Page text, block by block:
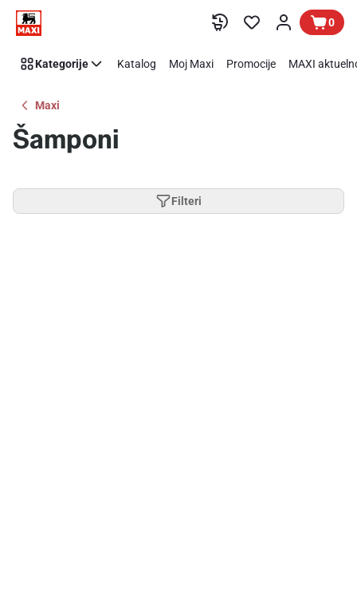
Preskoči link 0
Kategorije Katalog Moj Maxi Promocije MAXI
Maxi
Šamponi
Filteri